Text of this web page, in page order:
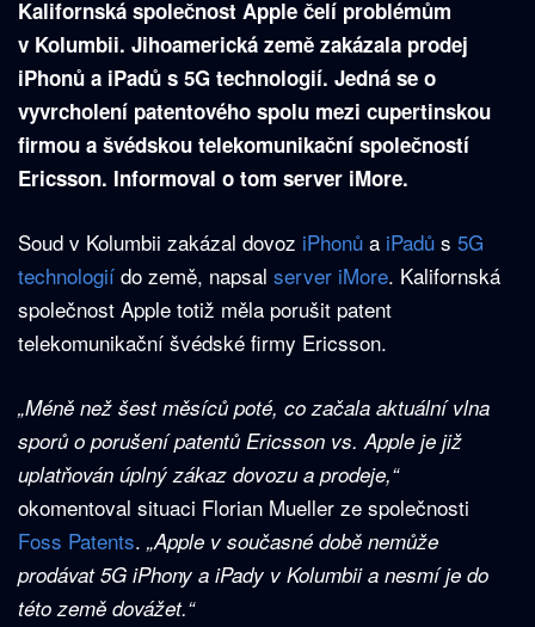
Kalifornská společnost Apple čelí problémům
v Kolumbii. Jihoamerická země zakázala prodej
iPhonů a iPadů s 5G technologií. Jedná se o
vyvrcholení patentového spolu mezi cupertinskou
firmou a švédskou telekomunikační společností
Ericsson. Informoval o tom server iMore.
Soud v Kolumbii zakázal dovoz iPhonů a iPadů s 5G
technologií do země, napsal server iMore. Kalifornská
společnost Apple totiž měla porušit patent
telekomunikační švédské firmy Ericsson.
„Méně než šest měsíců poté, co začala aktuální vlna
sporů o porušení patentů Ericsson vs. Apple je již
uplatňován úplný zákaz dovozu a prodeje,“
okomentoval situaci Florian Mueller ze společnosti
Foss Patents. „Apple v současné době nemůže
prodávat 5G iPhony a iPady v Kolumbii a nesmí je do
této země dovážet.“